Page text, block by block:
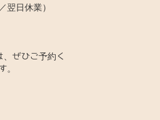
翌日休業）
ぜひご予約く
。